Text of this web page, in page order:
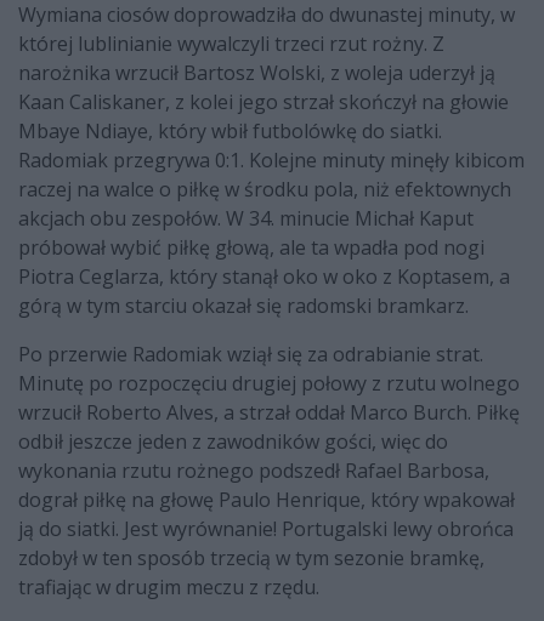
Wymiana ciosów doprowadziła do dwunastej minuty, w
której lublinianie wywalczyli trzeci rzut rożny. Z
narożnika wrzucił Bartosz Wolski, z woleja uderzył ją
Kaan Caliskaner, z kolei jego strzał skończył na głowie
Mbaye Ndiaye, który wbił futbolówkę do siatki.
Radomiak przegrywa 0:1. Kolejne minuty minęły kibicom
raczej na walce o piłkę w środku pola, niż efektownych
akcjach obu zespołów. W 34. minucie Michał Kaput
próbował wybić piłkę głową, ale ta wpadła pod nogi
Piotra Ceglarza, który stanął oko w oko z Koptasem, a
górą w tym starciu okazał się radomski bramkarz.
Po przerwie Radomiak wziął się za odrabianie strat.
Minutę po rozpoczęciu drugiej połowy z rzutu wolnego
wrzucił Roberto Alves, a strzał oddał Marco Burch. Piłkę
odbił jeszcze jeden z zawodników gości, więc do
wykonania rzutu rożnego podszedł Rafael Barbosa,
dograł piłkę na głowę Paulo Henrique, który wpakował
ją do siatki. Jest wyrównanie! Portugalski lewy obrońca
zdobył w ten sposób trzecią w tym sezonie bramkę,
trafiając w drugim meczu z rzędu.